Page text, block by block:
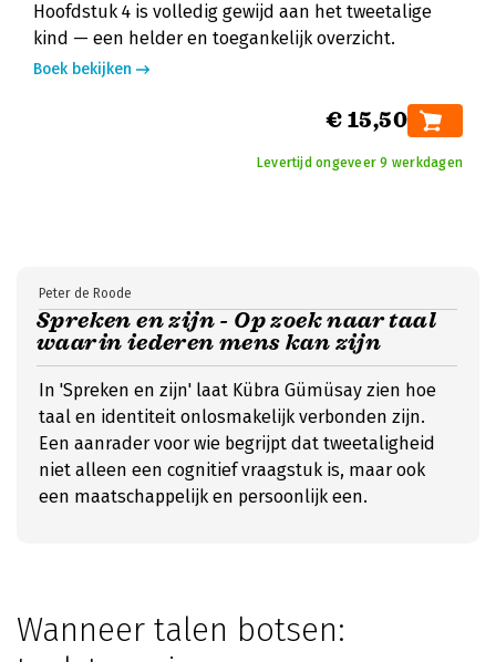
Hoofdstuk 4 is volledig gewijd aan het tweetalige
kind — een helder en toegankelijk overzicht.
Boek bekijken
€ 15,50
Levertijd ongeveer 9 werkdagen
Spreken en zijn - Op zoek naar taal
waarin iederen mens kan zijn
Peter de Roode
In 'Spreken en zijn' laat Kübra Gümüsay zien hoe
taal en identiteit onlosmakelijk verbonden zijn.
Een aanrader voor wie begrijpt dat tweetaligheid
niet alleen een cognitief vraagstuk is, maar ook
een maatschappelijk en persoonlijk een.
Wanneer talen botsen: